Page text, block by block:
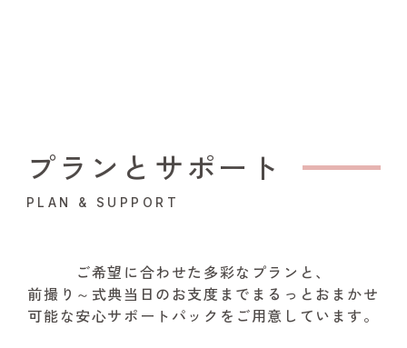
プランとサポート
PLAN & SUPPORT
ご希望に合わせた多彩なプランと、
前撮り～式典当日のお支度までまるっとおまかせ
可能な安心サポートパックをご用意しています。